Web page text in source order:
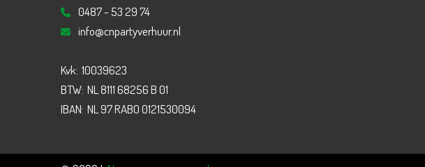
0487 - 53 29 74
info@cnpartyverhuur.nl
Kvk: 10039623
BTW: NL 8111 68256 B 01
IBAN: NL 97 RABO 0121530094